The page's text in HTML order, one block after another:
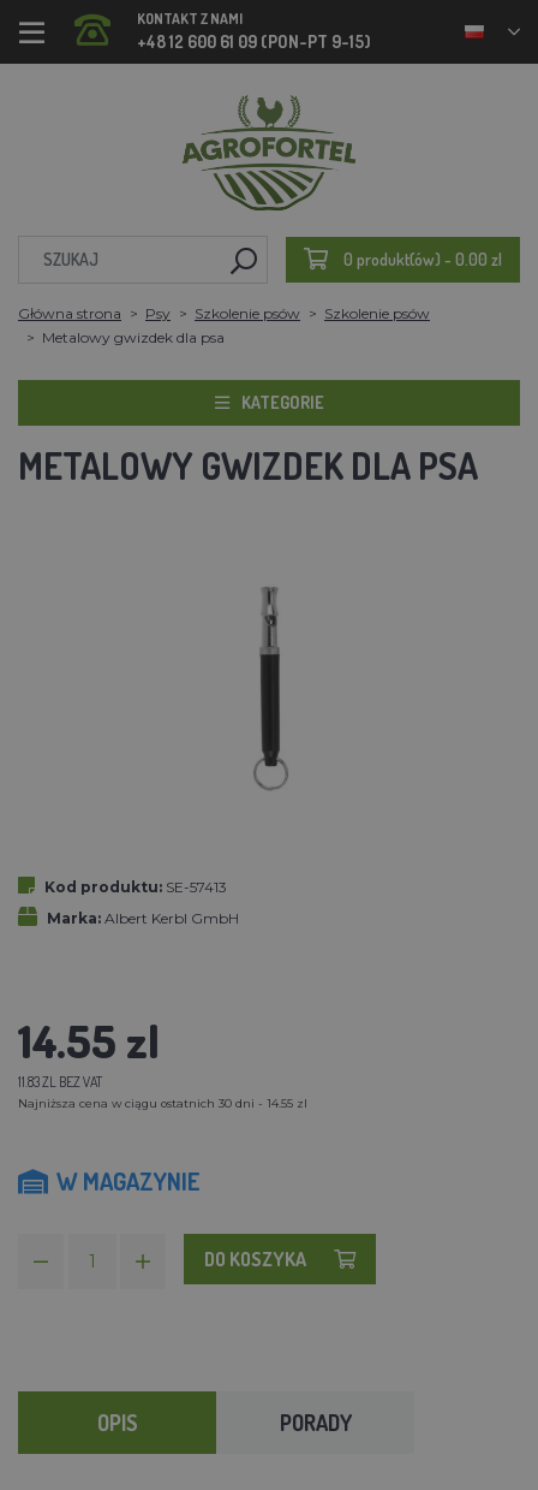
KONTAKT Z NAMI
+48 12 600 61 09 (PON-PT 9-15)
0 produkt(ów) - 0.00 zl
Główna strona Psy Szkolenie psów
Szkolenie psów
Metalowy gwizdek dla psa
KATEGORIE
METALOWY GWIZDEK DLA PSA
Kod produktu: SE-57413
Marka: Albert Kerbl GmbH
14.55 zl
11.83 ZL BEZ VAT
Najniższa cena w ciągu ostatnich 30 dni - 14.55 zl
W MAGAZYNIE
DO KOSZYKA
OPIS PORADY